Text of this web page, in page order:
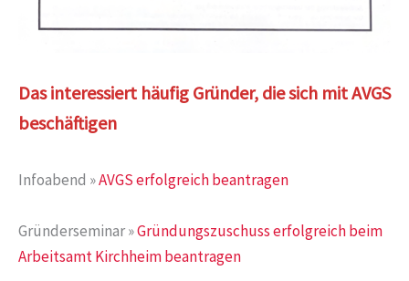
Das interessiert häufig Gründer, die sich mit AVGS
beschäftigen
Infoabend »AVGS erfolgreich beantragen
Gründerseminar »Gründungszuschuss erfolgreich beim
Arbeitsamt Kirchheim beantragen